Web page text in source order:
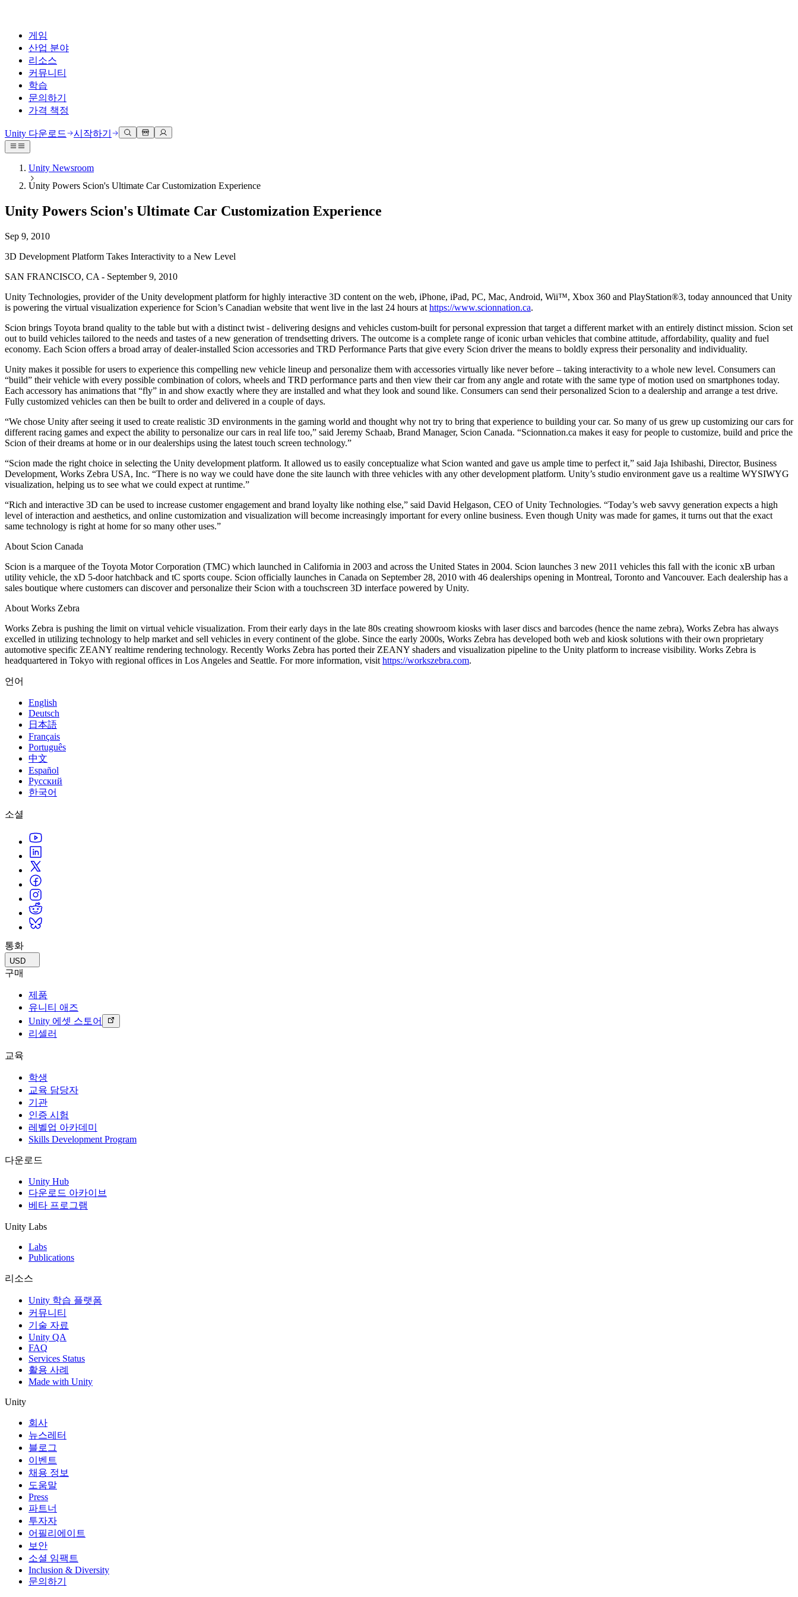
게임
산업 분야
리소스
커뮤니티
학습
문의하기
가격 책정
Unity 엔진
모든 플랫폼 위한 2D 및 3D 게임 제작
협업
팀과 함께 신속한 협업과 반복 작업을 수행하세요.
Unity 다운로드
플랜 및 가격
배포
멀티플랫폼
Unity가 지원하는 25개 이상의 플랫폼을 살펴보세요.
출시 후 인사이트를 확인하고 라이브 게임을 운영하세요.
성장
사용자 확보
모바일 사용자를 검색하고 Acquire
매장 및 D2C 전반에 걸쳐 IAP 관리하세요.
적합한 게임으로 플레이어 연결
Unity로 광고하세요
Unity로 수익화하세요
활용 부문
모바일 게임
Unity로 모바일 히트작을 제작하고 성장시키세요.
소규모 팀으로 대작 게임을 출시하세요.
XR 게임
여러 플랫폼에서 XR 게임을 출시하세요.
멀티플레이어 게임
멀티플레이어 게임 개발을 간소화하세요.
3D 협업
실시간 3D 프로젝트 빌드 및 검토
몰입형 교육
몰입도 높은 환경 제작
고객 경험
인터랙티브 3D 경험 제작
산업 분야
제조업
운영 우수성 확보
리테일
상점 경험을 온라인 경험으로 전환
혁신을 가속화하고 차량 내 경험을 향상시키세요.
모든 산업 보기
기술 자료
공식 유저. '광고 지면'의 타겟 고객 매뉴얼 및 API 레퍼런스
릴리스 버전 및 이슈 트래커
로드맵
예정된 기능 검토
용어집
기술 용어 라이브러리
분석 자료
활용 사례
실제 성공 사례
베스트 프랙티스 가이드
전문가 팁
데모, 샘플 및 빌딩 블록
모든 리소스
새로운 기능
블로그
업데이트, 정보, 기술 팁
뉴스
뉴스, 스토리, 보도 센터
토론
토론, 문제 해결, 소통
글로벌 이벤트 및 현지 이벤트
Made with Unity
Unity 크리에이터 소개
개발자, 크리에이터, Insider와의 소통
Unity Awards
전 세계 Unity 크리에이터 축하
Unity Learn
무료로 Unity 기술 마스터
전문 교육
Unity 처음 사용하시나요
시작하기
학습 시작하기
Unity 필수 학습 길잡이
Unity 사용이 처음이신가요? 여정 시작하기
실용적인 팁 및 베스트 프랙티스
교육
학생용
커리어 시작하기
교육 효율 극대화
교육 기관에 Unity 강력한 기능 도입
자격증
Unity 숙련도를 입증하세요
도움 받기
성공을 위한 Unity
Success 플랜
전문가 지원을 통해 더 빠르게 목표 도달률 달성
FAQ
일반적인 질문에 대한 답변
유니티 팀과 소통하기
Unity 다운로드 시작하기
Unity Newsroom
Unity Powers Scion's Ultimate Car Customization Experience
Unity Powers Scion's Ultimate Car Customization Experience
Sep 9, 2010
3D Development Platform Takes Interactivity to a New Level
SAN FRANCISCO, CA - September 9, 2010
Unity Technologies, provider of the Unity development platform for highly interactive 3D content on the web, iPhone, iPad, PC, Mac, Android, Wii™, Xbox 360 and PlayStation®3, today announced that Unity
is powering the virtual visualization experience for Scion’s Canadian website that went live in the last 24 hours at https://www.scionnation.ca.
Scion brings Toyota brand quality to the table but with a distinct twist - delivering designs and vehicles custom-built for personal expression that target a different market with an entirely distinct mission. Scion set
out to build vehicles tailored to the needs and tastes of a new generation of trendsetting drivers. The outcome is a complete range of iconic urban vehicles that combine attitude, affordability, quality and fuel
economy. Each Scion offers a broad array of dealer-installed Scion accessories and TRD Performance Parts that give every Scion driver the means to boldly express their personality and individuality.
Unity makes it possible for users to experience this compelling new vehicle lineup and personalize them with accessories virtually like never before – taking interactivity to a whole new level. Consumers can
“build” their vehicle with every possible combination of colors, wheels and TRD performance parts and then view their car from any angle and rotate with the same type of motion used on smartphones today.
Each accessory has animations that “fly” in and show exactly where they are installed and what they look and sound like. Consumers can send their personalized Scion to a dealership and arrange a test drive.
Fully customized vehicles can then be built to order and delivered in a couple of days.
“We chose Unity after seeing it used to create realistic 3D environments in the gaming world and thought why not try to bring that experience to building your car. So many of us grew up customizing our cars for
different racing games and expect the ability to personalize our cars in real life too,” said Jeremy Schaab, Brand Manager, Scion Canada. “Scionnation.ca makes it easy for people to customize, build and price the
Scion of their dreams at home or in our dealerships using the latest touch screen technology.”
“Scion made the right choice in selecting the Unity development platform. It allowed us to easily conceptualize what Scion wanted and gave us ample time to perfect it,” said Jaja Ishibashi, Director, Business
Development, Works Zebra USA, Inc. “There is no way we could have done the site launch with three vehicles with any other development platform. Unity’s studio environment gave us a realtime WYSIWYG
visualization, helping us to see what we could expect at runtime.”
“Rich and interactive 3D can be used to increase customer engagement and brand loyalty like nothing else,” said David Helgason, CEO of Unity Technologies. “Today’s web savvy generation expects a high
level of interaction and aesthetics, and online customization and visualization will become increasingly important for every online business. Even though Unity was made for games, it turns out that the exact
same technology is right at home for so many other uses.”
About Scion Canada
Scion is a marquee of the Toyota Motor Corporation (TMC) which launched in California in 2003 and across the United States in 2004. Scion launches 3 new 2011 vehicles this fall with the iconic xB urban
utility vehicle, the xD 5-door hatchback and tC sports coupe. Scion officially launches in Canada on September 28, 2010 with 46 dealerships opening in Montreal, Toronto and Vancouver. Each dealership has a
sales boutique where customers can discover and personalize their Scion with a touchscreen 3D interface powered by Unity.
About Works Zebra
Works Zebra is pushing the limit on virtual vehicle visualization. From their early days in the late 80s creating showroom kiosks with laser discs and barcodes (hence the name zebra), Works Zebra has always
excelled in utilizing technology to help market and sell vehicles in every continent of the globe. Since the early 2000s, Works Zebra has developed both web and kiosk solutions with their own proprietary
automotive specific ZEANY realtime rendering technology. Recently Works Zebra has ported their ZEANY shaders and visualization pipeline to the Unity platform to increase visibility. Works Zebra is
headquartered in Tokyo with regional offices in Los Angeles and Seattle. For more information, visit https://workszebra.com.
언어
English
Deutsch
日本語
Français
Português
中文
Español
Русский
한국어
소셜
통화
USD
구매
제품
유니티 애즈
Unity 에셋 스토어
리셀러
교육
학생
교육 담당자
기관
인증 시험
레벨업 아카데미
Skills Development Program
다운로드
Unity Hub
다운로드 아카이브
베타 프로그램
Unity Labs
Labs
Publications
리소스
Unity 학습 플랫폼
커뮤니티
기술 자료
Unity QA
FAQ
Services Status
활용 사례
Made with Unity
Unity
회사
뉴스레터
블로그
이벤트
채용 정보
도움말
Press
파트너
투자자
어필리에이트
보안
소셜 임팩트
Inclusion & Diversity
문의하기